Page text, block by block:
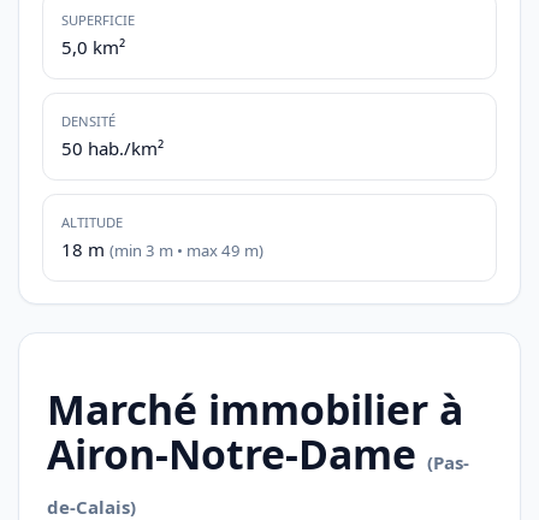
SUPERFICIE
5,0 km²
DENSITÉ
50 hab./km²
ALTITUDE
18 m (min 3 m • max 49 m)
Marché immobilier à
Airon-Notre-Dame (Pas-
de-Calais)